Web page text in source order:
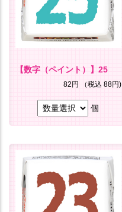
【数字（ペイント）】25
82円 （税込 88円)
個